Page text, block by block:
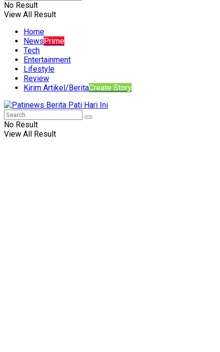
No Result
View All Result
Home
NewsPrime
Tech
Entertainment
Lifestyle
Review
Kirim Artikel/BeritaCreate Story
No Result
View All Result